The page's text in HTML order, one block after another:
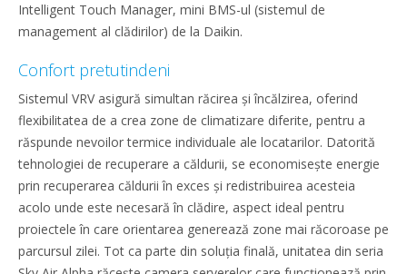
Intelligent Touch Manager, mini BMS-ul (sistemul de
management al clădirilor) de la Daikin.
Confort pretutindeni
Sistemul VRV asigură simultan răcirea și încălzirea, oferind
flexibilitatea de a crea zone de climatizare diferite, pentru a
răspunde nevoilor termice individuale ale locatarilor. Datorită
tehnologiei de recuperare a căldurii, se economisește energie
prin recuperarea căldurii în exces și redistribuirea acesteia
acolo unde este necesară în clădire, aspect ideal pentru
proiectele în care orientarea generează zone mai răcoroase pe
parcursul zilei. Tot ca parte din soluția finală, unitatea din seria